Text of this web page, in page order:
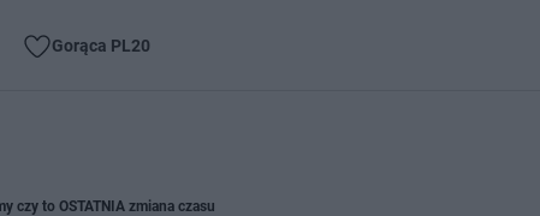
Gorąca PL20
czy to OSTATNIA zmiana czasu